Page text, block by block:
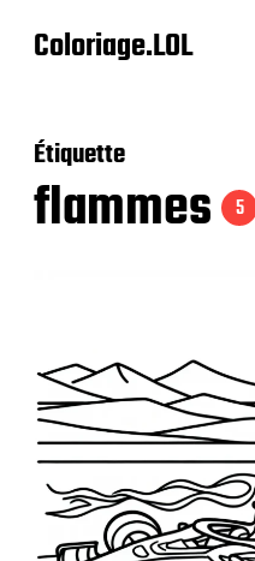
Coloriage.LOL
Étiquette
flammes 5